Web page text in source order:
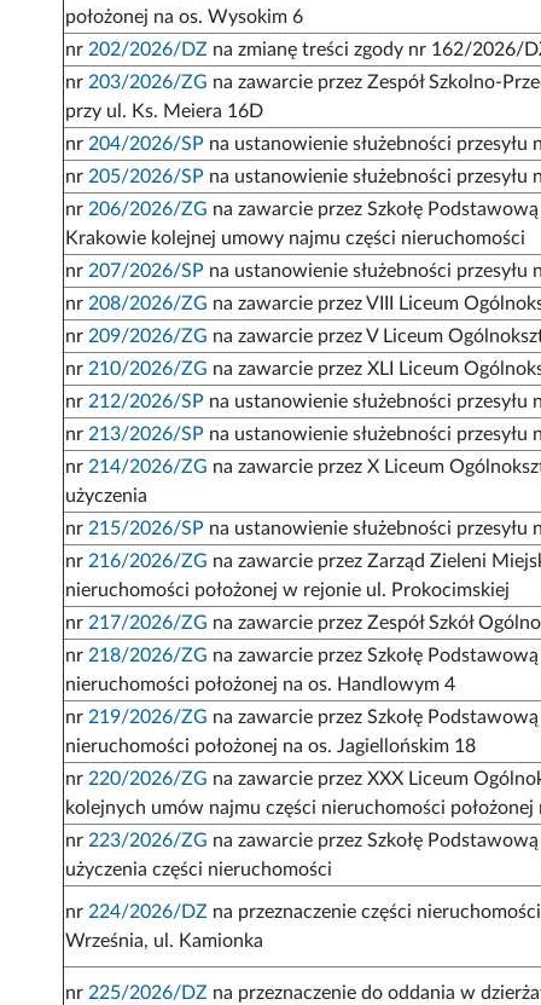
położonej na os. Wysokim 6
nr 202/2026/DZ na zmianę treści zgody nr 162/2026/
nr 203/2026/ZG na zawarcie przez Zespół Szkolno-
przy ul. Ks. Meiera 16D
nr 204/2026/SP na ustanowienie służebności
nr 205/2026/SP na ustanowienie służebności
nr 206/2026/ZG na zawarcie przez Szkołę
Krakowie kolejnej umowy najmu części nieruchomości
nr 207/2026/SP na ustanowienie służebności
nr 208/2026/ZG na zawarcie przez VIII Liceum
nr 209/2026/ZG na zawarcie przez V Liceum
nr 210/2026/ZG na zawarcie przez XLI Liceum
nr 212/2026/SP na ustanowienie służebności
nr 213/2026/SP na ustanowienie służebności
nr 214/2026/ZG na zawarcie przez X Liceum
użyczenia
nr 215/2026/SP na ustanowienie służebności
nr 216/2026/ZG na zawarcie przez Zarząd Zieleni
nieruchomości położonej w rejonie ul. Prokocimskiej
nr 217/2026/ZG na zawarcie przez Zespół Szkół
nr 218/2026/ZG na zawarcie przez Szkołę
nieruchomości położonej na os. Handlowym 4
nr 219/2026/ZG na zawarcie przez Szkołę
nieruchomości położonej na os. Jagiellońskim 18
nr 220/2026/ZG na zawarcie przez XXX Liceum
kolejnych umów najmu części nieruchomości
nr 223/2026/ZG na zawarcie przez Szkołę
użyczenia części nieruchomości
nr 224/2026/DZ na przeznaczenie części
Września, ul. Kamionka
nr 225/2026/DZ na przeznaczenie do oddania w